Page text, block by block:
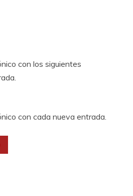
con los siguientes
con cada nueva entrada.